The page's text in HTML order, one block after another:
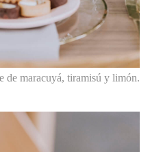
de maracuyá, tiramisú y limón.